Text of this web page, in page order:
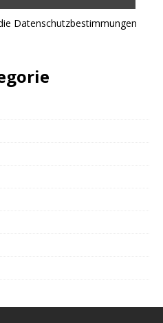
Datenschutzbestimmungen